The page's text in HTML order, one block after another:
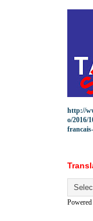
http://
o/2016/